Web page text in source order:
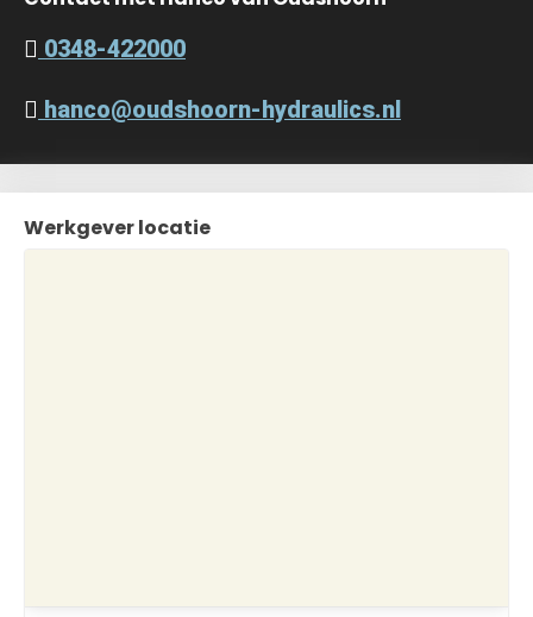
0348-422000
hanco@oudshoorn-hydraulics.nl
Werkgever locatie